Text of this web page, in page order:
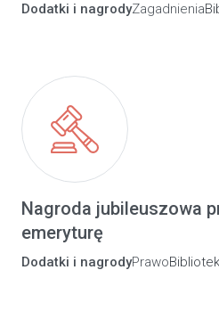
Dodatki i nagrodyZagadnienia
Nagroda jubileuszowa
emeryturę
Dodatki i nagrodyPrawo